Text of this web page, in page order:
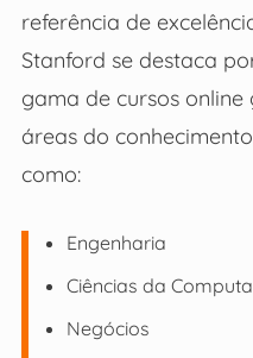
referência de
Stanford se destaca
gama de cursos
áreas do
como:
Engenharia
Ciências da
Negócios